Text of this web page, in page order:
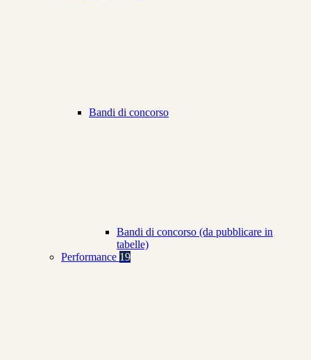
Bandi di concorso
Bandi di concorso (da pubblicare in
tabelle)
Performance 19